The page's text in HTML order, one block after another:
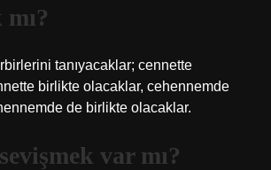
tanıyacaklar; cennette
birlikte olacaklar, cehennemde
de birlikte olacaklar.
var mı?